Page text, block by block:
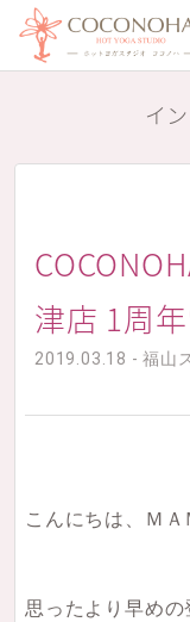
イ
津店 1周
2019.03.18 - 福山
こんにちは、ＭＡ
思ったより早め